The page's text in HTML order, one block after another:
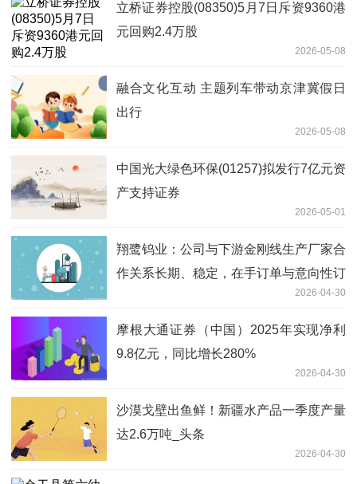
立桥证券控股(08350)5月7日斥资9360港
元回购2.4万股
2026-05-08
融合文化互动 主题列车带动京津冀假日
出行
2026-05-08
中国光大绿色环保(01257)拟发行7亿元资
产支持证券
2026-05-01
翔鹭钨业：公司与下游金刚线生产厂家合
作关系长期、稳定，在手订单与意向性订
2026-04-30
摩根大通证券（中国）2025年实现净利
9.8亿元，同比增长280%
2026-04-30
沙漠戈壁出鱼鲜！新疆水产品一季度产量
达2.6万吨_头条
2026-04-30